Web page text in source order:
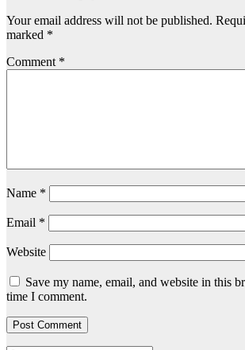
Your email address will not be published.
marked *
Comment *
Name *
Email *
Website
Save my name, email, and website in this
time I comment.